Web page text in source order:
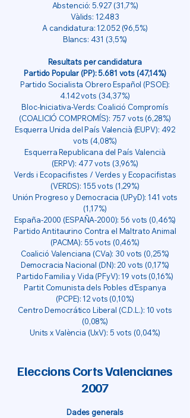
Abstenció: 5.927 (31,7%)
Vàlids: 12.483
A candidatura:12.052 (96,5%)
Blancs: 431 (3,5%)
Resultats per candidatura
Partido Popular (PP): 5.681 vots (47,14%)
Partido Socialista Obrero Español (PSOE):
4.142 vots (34,37%)
Bloc-Iniciativa-Verds: Coalició Compromís
(COALICIÓ COMPROMÍS): 757 vots (6,28%)
Esquerra Unida del País Valencià (EUPV): 492
vots (4,08%)
Esquerra Republicana del País Valencià
(ERPV): 477 vots (3,96%)
Verds i Ecopacifistes / Verdes y Ecopacifistas
(VERDS): 155 vots (1,29%)
Unión Progreso y Democracia (UPyD): 141 vots
(1,17%)
España-2000 (ESPAÑA-2000): 56 vots (0,46%)
Partido Antitaurino Contra el Maltrato Animal
(PACMA): 55 vots (0,46%)
Coalició Valenciana (CVa): 30 vots (0,25%)
Democracia Nacional (DN): 20 vots (0,17%)
Partido Familia y Vida (PFyV): 19 vots (0,16%)
Partit Comunista dels Pobles d'Espanya
(PCPE): 12 vots (0,10%)
Centro Democrático Liberal (C.D.L.): 10 vots
(0,08%)
Units x València (UxV): 5 vots (0,04%)
Eleccions Corts Valencianes
2007
Dades generals